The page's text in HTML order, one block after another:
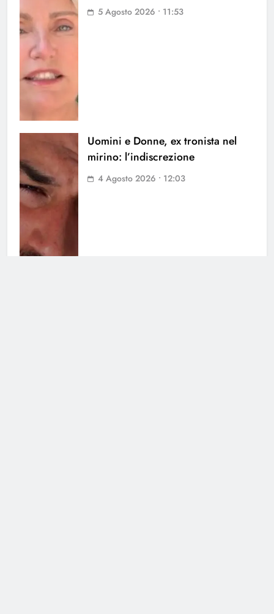
5 Agosto 2026 • 11:53
Uomini e Donne, ex tronista nel
mirino: l’indiscrezione
4 Agosto 2026 • 12:03